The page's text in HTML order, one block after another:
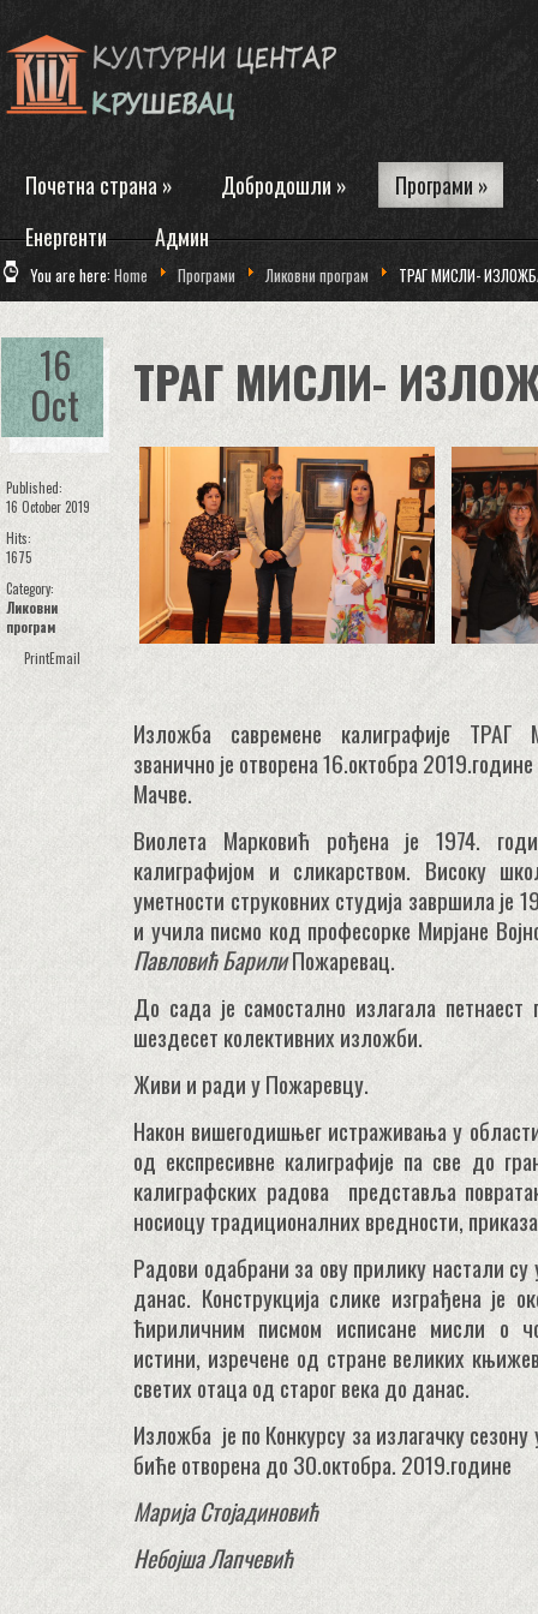
Почетна страна » Добродошли » Програми »
Енергенти
Админ
You are here:Home Програми Ликовни програм ТРАГ МИСЛИ-
16
Oct
Published:
16 October 2019
Hits:
1675
Category:
Ликовни
програм
PrintEmail
ТРАГ МИСЛИ-
Изложба савремене калиграфије
званично је отворена 16.октобра
Мачве.
Виолета Марковић рођена је 1974.
калиграфијом и сликарством. Високу
уметности струковних студија завршила је
и учила писмо код професорке Мирјане
Павловић БарилиПожаревац.
До сада је самостално излагала
шездесет колективних изложби.
Живи и ради у Пожаревцу.
Након вишегодишњег истраживања у
од експресивне калиграфије па све до
калиграфских радова представља
носиоцу традиционалних вредности,
Радови одабрани за ову прилику настали
данас. Конструкција слике изграђена је
ћириличним писмом исписане мисли о
истини, изречене од стране великих
светих отаца од старог века до данас.
Изложба је по Конкурсу за излагачку
биће отворена до 30.октобра. 2019.године
Марија Стојадиновић
Небојша Лапчевић